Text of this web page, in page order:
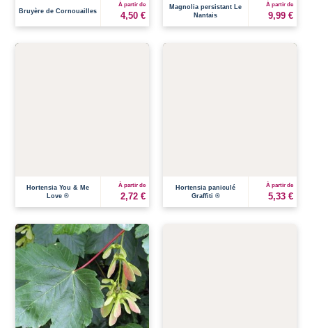
Bruyère de Cornouailles
À partir de
4,50 €
Magnolia persistant Le
Nantais
À partir de
9,99 €
Hortensia You & Me
Love ®
À partir de
2,72 €
Hortensia paniculé
Graffiti ®
À partir de
5,33 €